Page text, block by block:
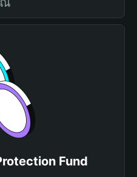
Fund